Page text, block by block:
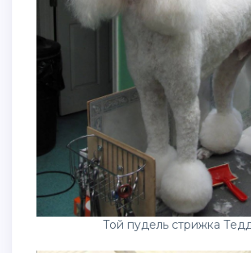
Той пудель стрижка